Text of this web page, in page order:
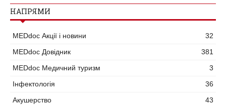
НАПРЯМИ
MEDdoc Акції і новини
32
MEDdoc Довідник
381
MEDdoc Медичний туризм
3
Інфектологія
36
Акушерство
43